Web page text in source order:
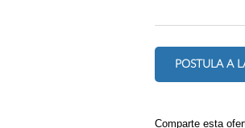
POSTULA A
Comparte esta